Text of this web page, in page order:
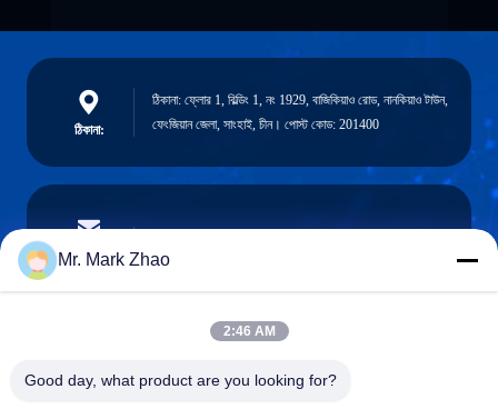
ঠিকানা:
ঠিকানা: ফ্লোর 1, বিল্ডিং 1, নং 1929, বাজিকিয়াও রোড, নানকিয়াও টাউন,
ফেংজিয়ান জেলা, সাংহাই, চীন। পোস্ট কোড: 201400
ই-মেইল
ফোন:
Mr. Mark Zhao
2:46 AM
Good day, what product are you looking for?